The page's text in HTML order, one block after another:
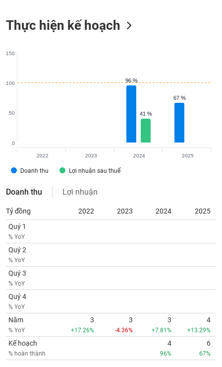
Thực hiện kế hoạch
96 %
96 %
67 %
67 %
41 %
41 %
Doanh thu Lợi nhuận sau thuế
0
50
100
150
2022 2023 2024 2025
Doanh thu Lợi nhuận
Tỷ đồng 2022 2023 2024
2025
Quý 1
% YoY
Quý 2
% YoY
Quý 3
% YoY
Quý 4
% YoY
Năm
% YoY
3
+17.26%
3
-4.36%
3
+7.81%
4
+13.29%
Kế hoạch
% hoàn thành
4
96%
6
67%
SẢN
Mã
Chứng chỉ quỹ
(-)
tức
Bài
viết
của
tác
giả
(-)
Báo
cáo
phân
tích
(-)